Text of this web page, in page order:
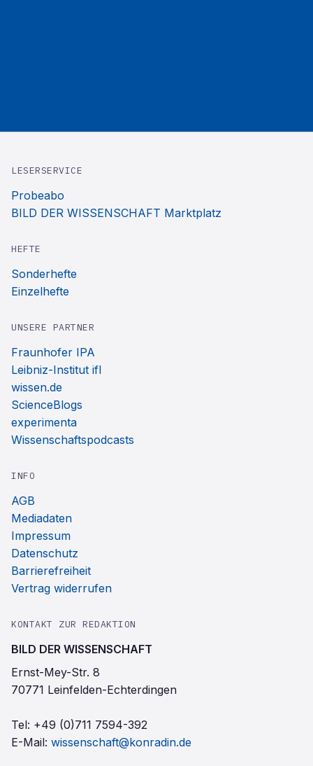
LESERSERVICE
Probeabo
BILD DER WISSENSCHAFT Marktplatz
HEFTE
Sonderhefte
Einzelhefte
UNSERE PARTNER
Fraunhofer IPA
Leibniz-Institut ifl
wissen.de
ScienceBlogs
experimenta
Wissenschaftspodcasts
INFO
AGB
Mediadaten
Impressum
Datenschutz
Barrierefreiheit
Vertrag widerrufen
KONTAKT ZUR REDAKTION
BILD DER WISSENSCHAFT
Ernst-Mey-Str. 8
70771 Leinfelden-Echterdingen
Tel: +49 (0)711 7594-392
E-Mail: wissenschaft@konradin.de